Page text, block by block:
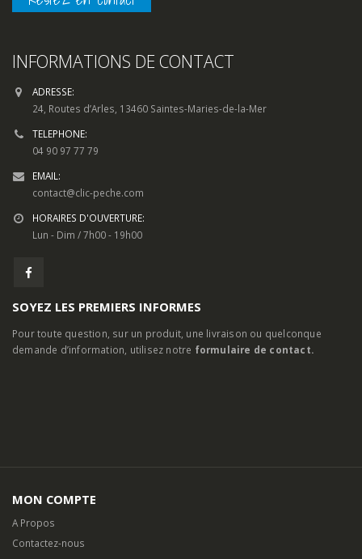
ADRESSE:
24, Routes d’Arles, 13460 Saintes-Maries-de-la-Mer
TELEPHONE:
04 90 97 77 79
EMAIL:
contact@clic-peche.com
HORAIRES D'OUVERTURE:
Lun - Dim / 7h00 - 19h00
SOYEZ LES PREMIERS INFORMES
demande d’information, utilisez notreformulaire de contact.
Contactez-nous
Mon Compte
Mentions Légales